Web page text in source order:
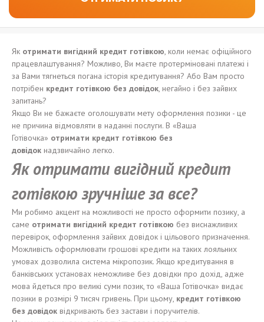
Як отримати вигідний кредит готівкою, коли немає офіційного
працевлаштування? Можливо, Ви маєте протерміновані платежі і
за Вами тягнеться погана історія кредитування? Або Вам просто
потрібен кредит готівкою без довідок, негайно і без зайвих
запитань?
Якщо Ви не бажаєте оголошувати мету оформлення позики - це
не причина відмовляти в наданні послуги. В «Ваша
Готівочка» отримати кредит готівкою без
довідок надзвичайно легко.
Як отримати вигідний кредит
готівкою зручніше за все?
Ми робимо акцент на можливості не просто оформити позику, а
саме отримати вигідний кредит готівкою без виснажливих
перевірок, оформлення зайвих довідок і цільового призначення.
Можливість оформлювати грошові кредити на таких лояльних
умовах дозволила система мікропозик. Якщо кредитування в
банківських установах неможливе без довідки про дохід, адже
мова йдеться про великі суми позик, то «Ваша Готівочка» видає
позики в розмірі 9 тисяч гривень. При цьому, кредит готівкою
без довідок відкривають без застави і поручителів.